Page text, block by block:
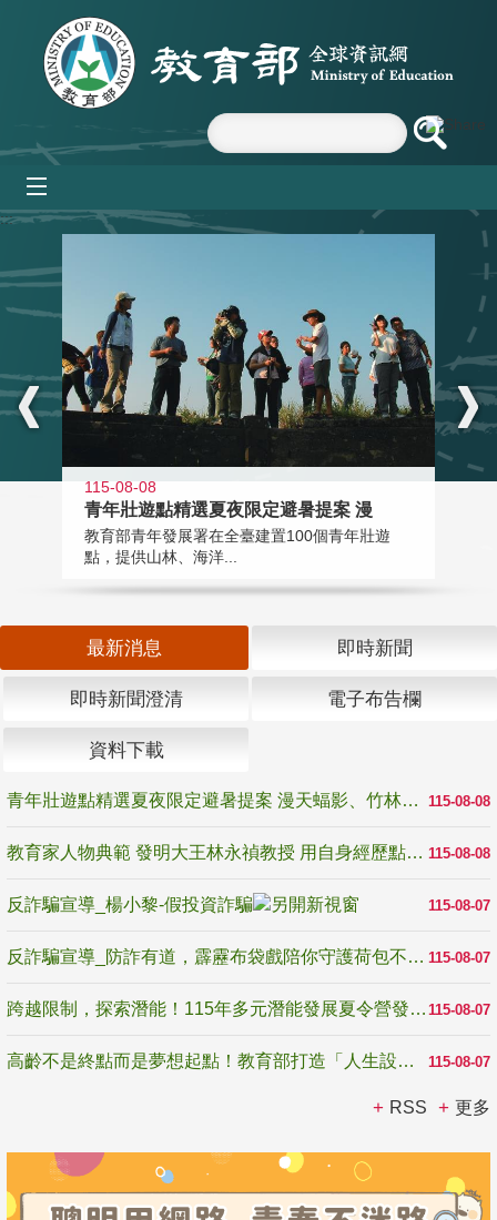
跳到主要內容區塊
:::
115-08-08
青年壯遊點精選夏夜限定避暑提案 漫
教育部青年發展署在全臺建置100個青年壯遊
點，提供山林、海洋...
最新消息 即時新聞
即時新聞澄清 電子布告欄
資料下載
115-08-08
青年壯遊點精選夏夜限定避暑提案 漫天蝠影、竹林尋蛙、茶香夜觀 邀青年暮色出發
115-08-08
教育家人物典範 發明大王林永禎教授 用自身經歷點亮學生的路
115-08-07
反詐騙宣導_楊小黎-假投資詐騙
115-08-07
反詐騙宣導_防詐有道，霹靂布袋戲陪你守護荷包不受騙
115-08-07
跨越限制，探索潛能！115年多元潛能發展夏令營發掘生命無限可能
115-08-07
高齡不是終點而是夢想起點！教育部打造「人生設計夢工場」 參展第3屆高齡健康產業博覽會
RSS 更多